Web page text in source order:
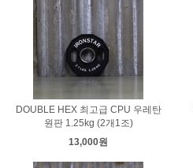
DOUBLE HEX 최고급 CPU 우레탄
원판 1.25kg (2개1조)
13,000원